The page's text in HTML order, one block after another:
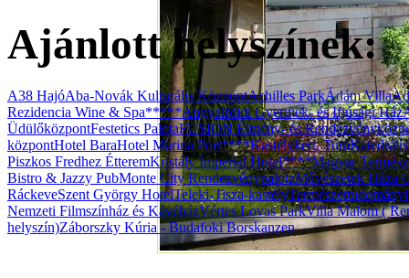
Ajánlott helyszínek:
A38 HajóAba-Novák Kulturális KözpontAchilles ParkÁdám Villa
Rezidencia Wine & Spa*****Angyalföldi Gyermek- és Ifjúsági Ház
ÜdülőközpontFestetics PalotaFUSION Élmény- és
központHotel BaraHotel Marina Port****Kastélykert, Tura
Piszkos Fredhez ÉtteremKristály Imperial Hotel****Magyar
Bistro & Jazzy PubMonte City RendezvénypalotaMűvészetek Háza
RáckeveSzent György HotelTeleki-Tisza-kastély
Nemzeti Filmszínház és KávéházVértes Lovas ParkVilla Malom (
helyszín)Záborszky Kúria - Budafoki Borskanzen